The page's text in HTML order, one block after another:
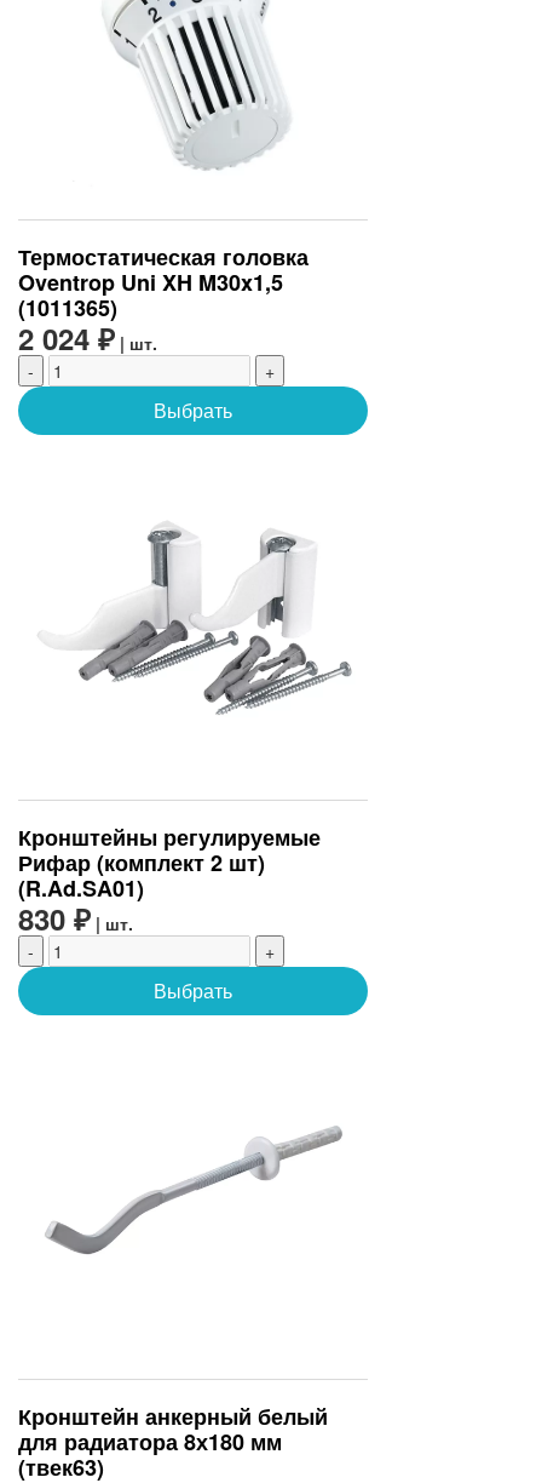
Термостатическая головка
Oventrop Uni XH M30x1,5
(1011365)
2 024 ₽ | шт.
-
+
Выбрать
Кронштейны регулируемые
Рифар (комплект 2 шт)
(R.Ad.SA01)
830 ₽ | шт.
-
+
Выбрать
Кронштейн анкерный белый
для радиатора 8х180 мм
(твек63)